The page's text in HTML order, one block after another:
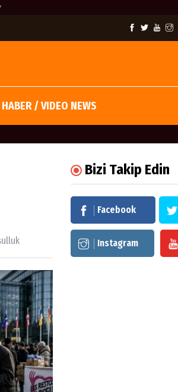
/ VIDEO NEWS
Bizi Takip Edin
Facebook
Instagram